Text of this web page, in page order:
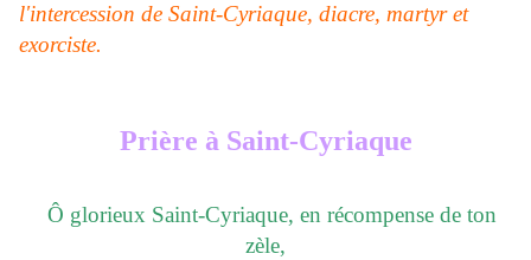
l'intercession de Saint-Cyriaque, diacre, martyr et
exorciste.
Prière à Saint-Cyriaque
Ô glorieux Saint-Cyriaque, en récompense de ton
zèle,